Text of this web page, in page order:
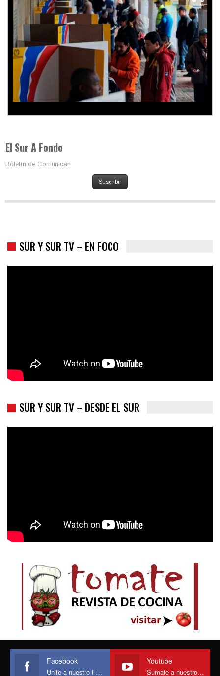
El Sur A Fondo
Boletín de Comunican
Suscribir
SUR Y SUR TV – EN FOCO
SUR Y SUR TV – DESDE EL SUR
Facebook
Unite a nuestro Face
Youtube
Sumate a nuestro canal